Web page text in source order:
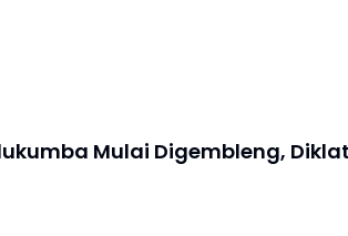
Mulai Digembleng, Diklat